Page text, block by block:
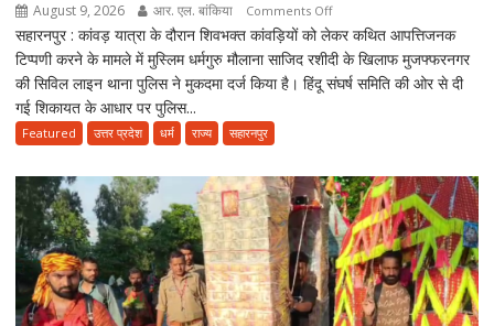
August 9, 2026 आर. एल. बांकिया Comments Offon
कांवड़ियों
पर
विवादित
आरोप
में
मौलाना
साजिद
रशीदी
के
सहारनपुर : कांवड़ यात्रा के दौरान शिवभक्त कांवड़ियों को लेकर कथित आपत्तिजनक
टिप्पणी करने के मामले में मुस्लिम धर्मगुरु मौलाना साजिद रशीदी के खिलाफ मुजफ्फरनगर
की सिविल लाइन थाना पुलिस ने मुकदमा दर्ज किया है। हिंदू संघर्ष समिति की ओर से दी
गई शिकायत के आधार पर पुलिस...
Featured उत्तर प्रदेश धर्म राज्य सहारनपुर